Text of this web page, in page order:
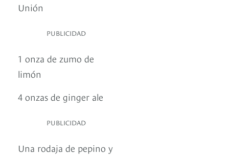
Unión
PUBLICIDAD
1 onza de zumo de
limón
4 onzas de ginger ale
PUBLICIDAD
Una rodaja de pepino y